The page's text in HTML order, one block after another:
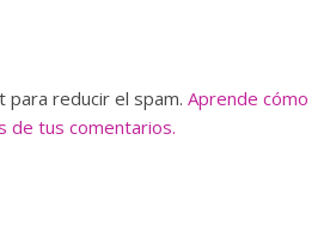
para reducir el spam. Aprende cómo
de tus comentarios.